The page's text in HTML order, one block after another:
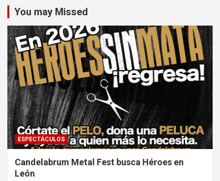
You may Missed
ESPECTÁCULOS
Candelabrum Metal Fest busca Héroes en
León